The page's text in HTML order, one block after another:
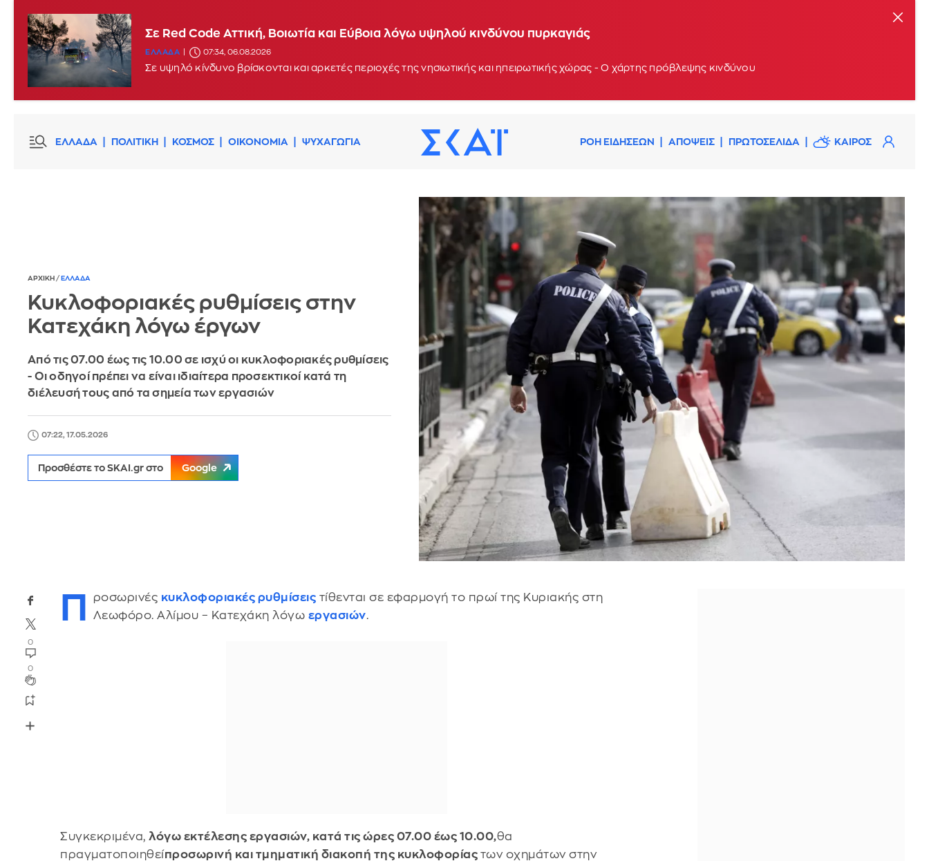
Σε Red Code Αττική, Βοιωτία και Εύβοια λόγω υψηλού κινδύνου πυρκαγιάς
ΕΛΛΑΔΑ 07:34, 06.08.2026
Σε υψηλό κίνδυνο βρίσκονται και αρκετές περιοχές της νησιωτικής και ηπειρωτικής χώρας - Ο χάρτης πρόβλεψης κινδύνου
ΕΛΛΑΔΑ ΠΟΛΙΤΙΚΗ ΚΟΣΜΟΣ ΟΙΚΟΝΟΜΙΑ ΨΥΧΑΓΩΓΙΑ ΡΟΗ ΕΙΔΗΣΕΩΝ ΑΠΟΨΕΙΣ ΠΡΩΤΟΣΕΛΙΔΑ ΚΑΙΡΟΣ
ΑΡΧΙΚΗ / ΕΛΛΑΔΑ
Κυκλοφοριακές ρυθμίσεις στην
Κατεχάκη λόγω έργων
Από τις 07.00 έως τις 10.00 σε ισχύ οι κυκλοφοριακές ρυθμίσεις
- Οι οδηγοί πρέπει να είναι ιδιαίτερα προσεκτικοί κατά τη
διέλευσή τους από τα σημεία των εργασιών
07:22, 17.05.2026
Προσθέστε το SKAI.gr στο Google
0
0
Π ροσωρινές κυκλοφοριακές ρυθμίσεις τίθενται σε εφαρμογή το πρωί της Κυριακής στη
Λεωφόρο. Αλίμου – Κατεχάκη λόγω εργασιών.
Συγκεκριμένα, λόγω εκτέλεσης εργασιών, κατά τις ώρες 07.00 έως 10.00,θα
πραγματοποιηθείπροσωρινή και τμηματική διακοπή της κυκλοφορίας των οχημάτων στην